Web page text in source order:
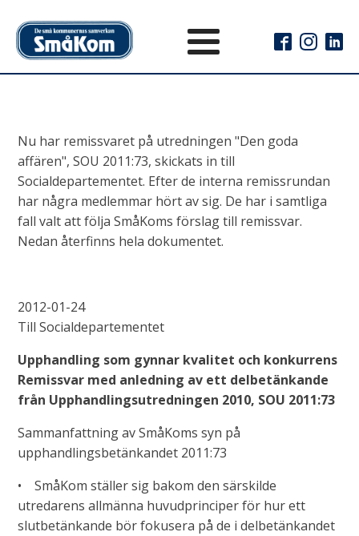
Nu har remissvaret på utredningen "Den goda
affären", SOU 2011:73, skickats in till
Socialdepartementet. Efter de interna remissrundan
har några medlemmar hört av sig. De har i samtliga
fall valt att följa SmåKoms förslag till remissvar.
Nedan återfinns hela dokumentet.
2012-01-24
Till Socialdepartementet
Upphandling som gynnar kvalitet och konkurrens
Remissvar med anledning av ett delbetänkande
från Upphandlingsutredningen 2010, SOU 2011:73
Sammanfattning av SmåKoms syn på
upphandlingsbetänkandet 2011:73
• SmåKom ställer sig bakom den särskilde
utredarens allmänna huvudprinciper för hur ett
slutbetänkande bör fokusera på de i delbetänkandet